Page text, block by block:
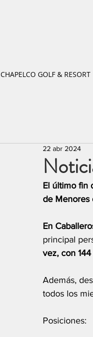
CHAPELCO GOLF & RESORT
22 abr 2024
El último fin
de Menores
En
principal
vez, con
Además,
todos los
Posiciones: